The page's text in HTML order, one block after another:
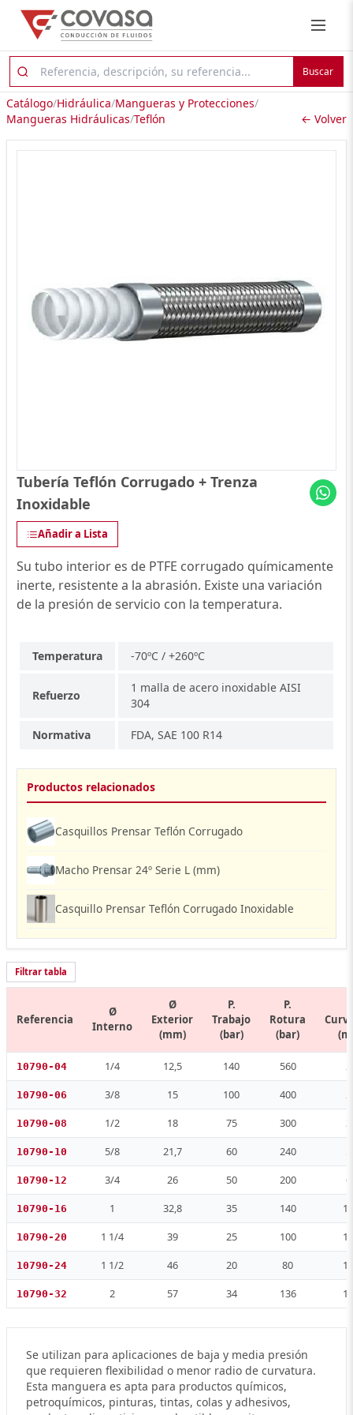
Buscar
Catálogo/Hidráulica/Mangueras y Protecciones/
Mangueras Hidráulicas/Teflón ← Volver
Tubería Teflón Corrugado + Trenza
Inoxidable
Añadir a Lista
Su tubo interior es de PTFE corrugado químicamente
inerte, resistente a la abrasión. Existe una variación
de la presión de servicio con la temperatura.
Temperatura -70ºC / +260ºC
Refuerzo
1 malla de acero inoxidable AISI
304
Normativa FDA, SAE 100 R14
Productos relacionados
Casquillos Prensar Teflón Corrugado
Macho Prensar 24º Serie L (mm)
Casquillo Prensar Teflón Corrugado Inoxidable
Filtrar tabla
Referencia
Ø
Interno
Ø
Exterior
(mm)
P.
Trabajo
(bar)
P.
Rotura
(bar)
10790-04 1/4 12,5 140 560
10790-06 3/8 15 100 400
10790-08 1/2 18 75 300
10790-10 5/8 21,7 60 240
10790-12 3/4 26 50 200
10790-16 1 32,8 35 140
10790-20 1 1/4 39 25 100
10790-24 1 1/2 46 20 80
10790-32 2 57 34 136
Se utilizan para aplicaciones de baja y media presión
que requieren flexibilidad o menor radio de curvatura.
Esta manguera es apta para productos químicos,
petroquímicos, pinturas, tintas, colas y adhesivos,